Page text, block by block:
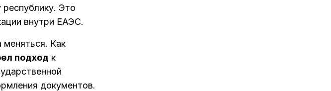
Это
внутри ЕАЭС.
меняться. Как
подход к
документов.